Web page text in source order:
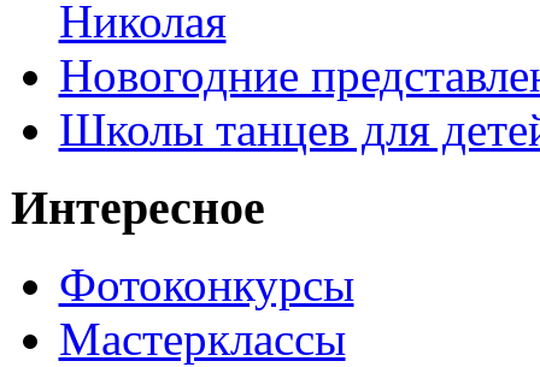
Николая
Новогодние
Школы танцев для
Интересное
Фотоконкурсы
Мастерклассы